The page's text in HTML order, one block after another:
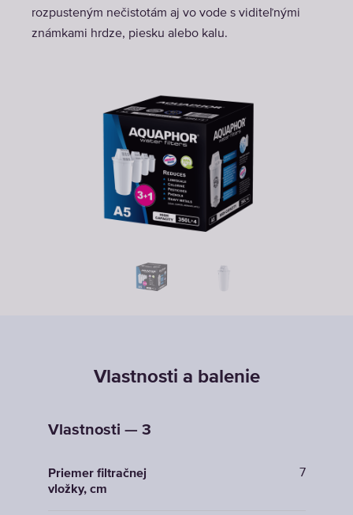
rozpusteným nečistotám aj vo vode s viditeľnými
známkami hrdze, piesku alebo kalu.
Vlastnosti a balenie
Vlastnosti — 3
Priemer filtračnej
vložky, cm
7